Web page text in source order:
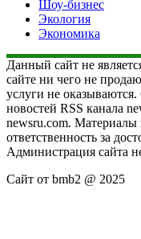
Шоу-бизнес
Экология
Экономика
Данный сайт не
сайте ни чего не
услуги не оказываются.
новостей RSS канала
newsru.com. Материалы
ответственность за
Администрация сайта
Сайт от bmb2 @ 2025